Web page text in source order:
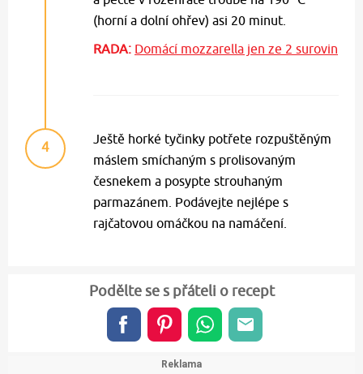
(horní a dolní ohřev) asi 20 minut.
RADA: Domácí mozzarella jen ze 2 surovin
4
Ještě horké tyčinky potřete rozpuštěným
máslem smíchaným s prolisovaným
česnekem a posypte strouhaným
parmazánem. Podávejte nejlépe s
rajčatovou omáčkou na namáčení.
Podělte se s přáteli o recept